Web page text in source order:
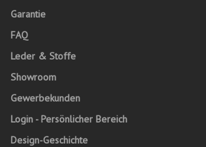
Garantie
FAQ
Leder & Stoffe
Showroom
Gewerbekunden
Login - Persönlicher Bereich
Design-Geschichte